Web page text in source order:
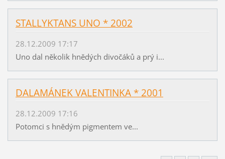
STALLYKTANS UNO * 2002
28.12.2009 17:17
Uno dal několik hnědých divočáků a prý i...
DALAMÁNEK VALENTINKA * 2001
28.12.2009 17:16
Potomci s hnědým pigmentem ve...